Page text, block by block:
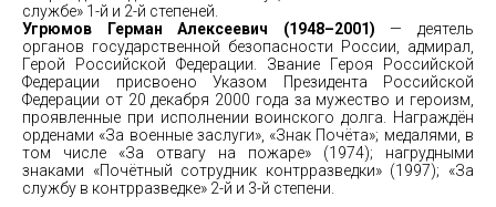
службе» 1-й и 2-й степеней.
Угрюмов Герман Алексеевич (1948–2001) — деятель
органов государственной безопасности России, адмирал,
Герой Российской Федерации. Звание Героя Российской
Федерации присвоено Указом Президента Российской
Федерации от 20 декабря 2000 года за мужество и героизм,
проявленные при исполнении воинского долга. Награждён
орденами «За военные заслуги», «Знак Почёта»; медалями, в
том числе «За отвагу на пожаре» (1974); нагрудными
знаками «Почётный сотрудник контрразведки» (1997); «За
службу в контрразведке» 2-й и 3-й степени.